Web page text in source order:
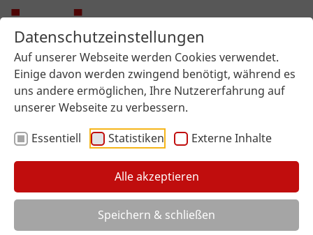
Datenschutzeinstellungen
Auf unserer Webseite werden Cookies verwendet.
Einige davon werden zwingend benötigt, während es
uns andere ermöglichen, Ihre Nutzererfahrung auf
unserer Webseite zu verbessern.
Essentiell
Statistiken Externe Inhalte
Alle akzeptieren
Speichern & schließen
Sie sind hier: imi surface design Über uns Aktuelles
Artikel